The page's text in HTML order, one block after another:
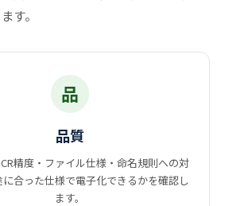
す。
品
品質
精度・ファイル仕様・命名規則への対
合った仕様で電子化できるかを確認し
ます。